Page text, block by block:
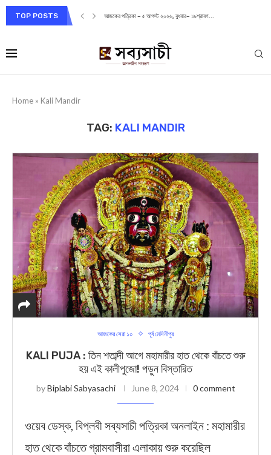
TOP POSTS আজকের পত্রিকা – ৫ আগস্ট ২০২৬, বুধবার– ১৯শ্রাবণ...
Home » Kali Mandir
TAG: KALI MANDIR
আজকের সেরা ১০ পূর্ব মেদিনীপুর
KALI PUJA : তিন শতাব্দী আগে মহামারীর হাত থেকে বাঁচতে শুরু
হয় এই কালীপুজো! পড়ুন বিস্তারিত
byBiplabi Sabyasachi June 8, 2024 0 comment
ওয়েব ডেস্ক, বিপ্লবী সব্যসাচী পত্রিকা অনলাইন : মহামারীর
হাত থেকে বাঁচতে গ্রামবাসীরা এলাকায় শুরু করেছিল